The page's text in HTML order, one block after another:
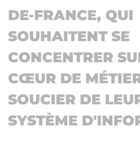
DE-FRANCE, QUI
SOUHAITENT SE
CONCENTRER
CŒUR DE
SOUCIER DE
SYSTÈME